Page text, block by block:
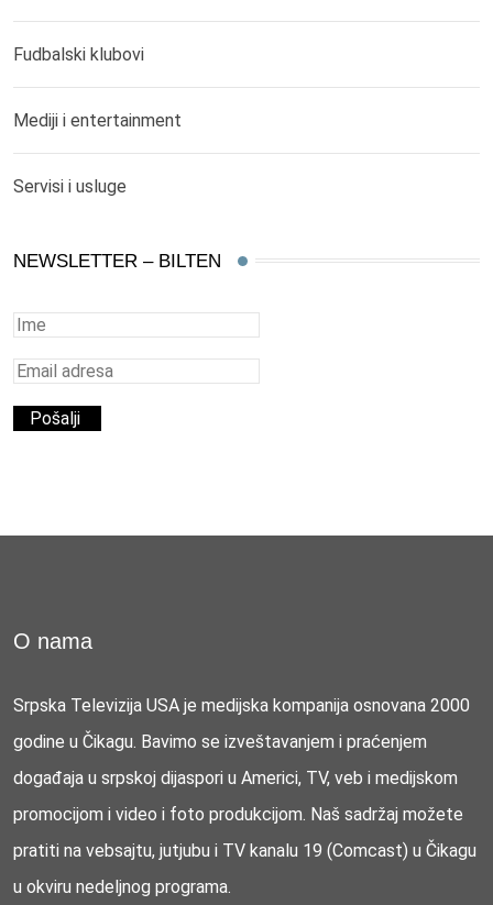
Fudbalski klubovi
Mediji i entertainment
Servisi i usluge
NEWSLETTER – BILTEN
O nama
Srpska Televizija USA je medijska kompanija osnovana 2000
godine u Čikagu. Bavimo se izveštavanjem i praćenjem
događaja u srpskoj dijaspori u Americi, TV, veb i medijskom
promocijom i video i foto produkcijom. Naš sadržaj možete
pratiti na vebsajtu, jutjubu i TV kanalu 19 (Comcast) u Čikagu
u okviru nedeljnog programa.